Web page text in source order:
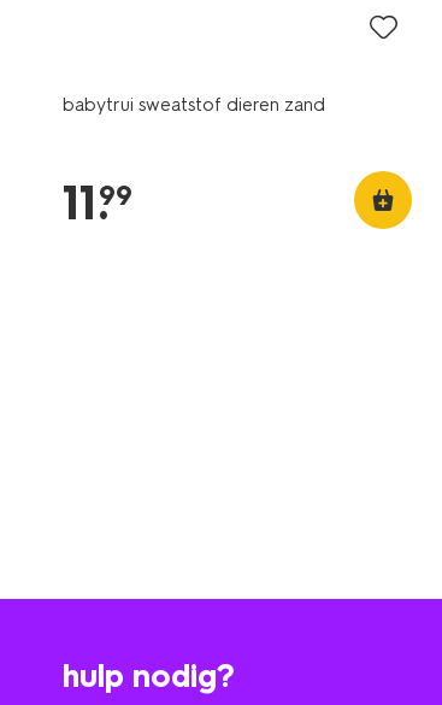
babytrui sweatstof dieren zand
11.
99
hulp nodig?